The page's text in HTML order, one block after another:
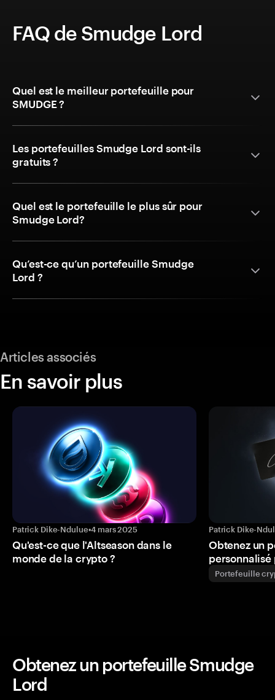
FAQ de Smudge Lord
Quel est le meilleur portefeuille pour
SMUDGE ?
Les portefeuilles Smudge Lord sont-ils
gratuits ?
Quel est le portefeuille le plus sûr pour
Smudge Lord?
Qu’est-ce qu’un portefeuille Smudge
Lord ?
Articles associés
En savoir plus
Patrick Dike-Ndulue•4 mars 2025
Qu'est-ce que l'Altseason dans le
monde de la crypto ?
Patrick Dike-
Obtenez un
personnalisé
Portefeuille
Obtenez un portefeuille Smudge
Lord